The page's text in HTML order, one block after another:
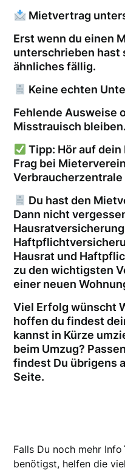
Mietvertrag
Erst wenn du einen
unterschrieben hast
ähnliches fällig.
Keine echten
Fehlende Ausweise
Misstrauisch bleiben.
Tipp: Hör auf
Frag bei
Verbraucherzentrale
Du hast den
Dann nicht
Hausrat und
zu den wichtigsten
einer neuen
Viel Erfolg wünscht
hoffen du findest
kannst in Kürze
beim Umzug?
findest Du übrigens
Seite.
Falls Du noch mehr
benötigst, helfen die